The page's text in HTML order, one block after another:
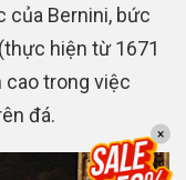
của Bernini, bức
hiện từ 1671
trong việc
đá.
×